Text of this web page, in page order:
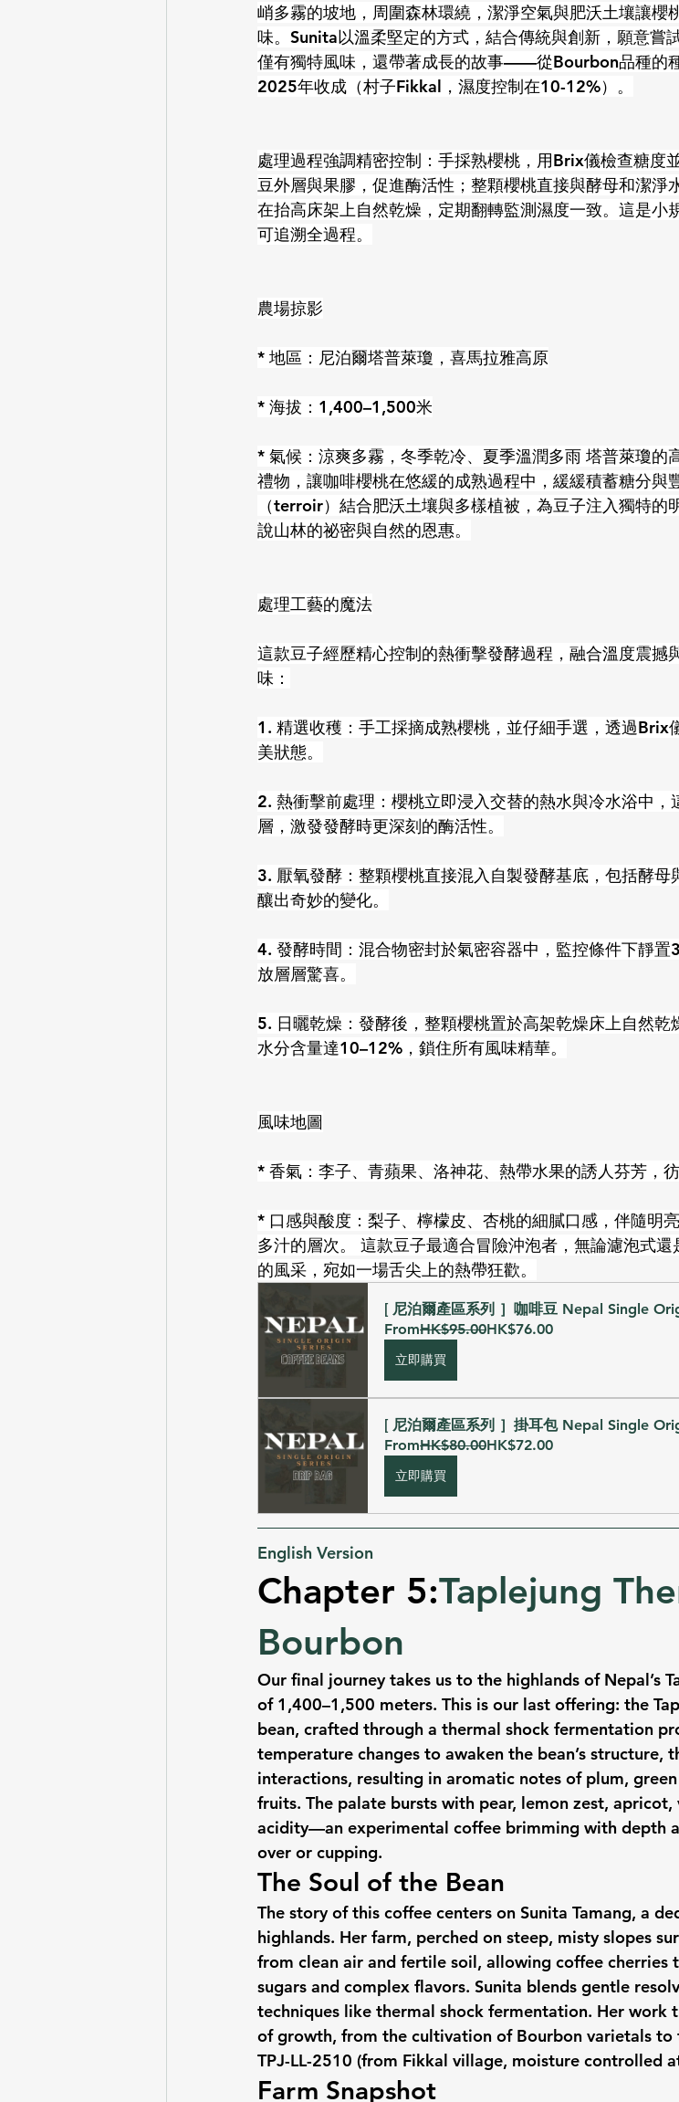
峭多霧的坡地，周圍森林環繞，潔淨空氣與肥沃土壤讓櫻
味。Sunita以溫柔堅定的方式，結合傳統與創新，願意嘗
僅有獨特風味，還帶著成長的故事——從Bourbon品種的
2025年收成（村子Fikkal，濕度控制在10-12%）。
處理過程強調精密控制：手採熟櫻桃，用Brix儀檢查糖度
豆外層與果膠，促進酶活性；整顆櫻桃直接與酵母和潔淨
在抬高床架上自然乾燥，定期翻轉監測濕度一致。這是小
可追溯全過程。
農場掠影
* 地區：尼泊爾塔普萊瓊，喜馬拉雅高原
* 海拔：1,400–1,500米
* 氣候：涼爽多霧，冬季乾冷、夏季溫潤多雨 塔普萊瓊的
禮物，讓咖啡櫻桃在悠緩的成熟過程中，緩緩積蓄糖分與
（terroir）結合肥沃土壤與多樣植被，為豆子注入獨特
說山林的祕密與自然的恩惠。
處理工藝的魔法
這款豆子經歷精心控制的熱衝擊發酵過程，融合溫度震撼
味：
1. 精選收穫：手工採摘成熟櫻桃，並仔細手選，透過Brix
美狀態。
2. 熱衝擊前處理：櫻桃立即浸入交替的熱水與冷水浴中
層，激發發酵時更深刻的酶活性。
3. 厭氧發酵：整顆櫻桃直接混入自製發酵基底，包括酵
釀出奇妙的變化。
4. 發酵時間：混合物密封於氣密容器中，監控條件下靜
放層層驚喜。
5. 日曬乾燥：發酵後，整顆櫻桃置於高架乾燥床上自然
水分含量達10–12%，鎖住所有風味精華。
風味地圖
* 香氣：李子、青蘋果、洛神花、熱帶水果的誘人芬芳，
* 口感與酸度：梨子、檸檬皮、杏桃的細膩口感，伴隨明
多汁的層次。 這款豆子最適合冒險沖泡者，無論濾泡式
的風采，宛如一場舌尖上的熱帶狂歡。
[ 尼泊爾產區系列 ］咖啡豆 Nepal Single
FromHK$95.00HK$76.00
立即購買
[ 尼泊爾產區系列 ］掛耳包 Nepal Single
FromHK$80.00HK$72.00
立即購買
English Version
Chapter 5:Taplejung
Bourbon
Our final journey takes us to the highlands of Nepal’s
of 1,400–1,500 meters. This is our last offering: the
bean, crafted through a thermal shock fermentation
temperature changes to awaken the bean’s structure,
interactions, resulting in aromatic notes of plum,
fruits. The palate bursts with pear, lemon zest,
acidity—an experimental coffee brimming with depth
over or cupping.
The Soul of the Bean
The story of this coffee centers on Sunita Tamang, a
highlands. Her farm, perched on steep, misty slopes
from clean air and fertile soil, allowing coffee cherries
sugars and complex flavors. Sunita blends gentle
techniques like thermal shock fermentation. Her work
of growth, from the cultivation of Bourbon varietals to
TPJ-LL-2510 (from Fikkal village, moisture controlled
Farm Snapshot